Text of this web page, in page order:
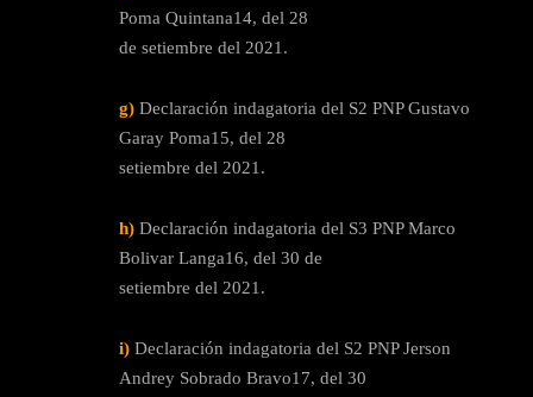
Poma Quintana14, del 28
de setiembre del 2021.
g) Declaración indagatoria del S2 PNP Gustavo
Garay Poma15, del 28
setiembre del 2021.
h) Declaración indagatoria del S3 PNP Marco
Bolivar Langa16, del 30 de
setiembre del 2021.
i) Declaración indagatoria del S2 PNP Jerson
Andrey Sobrado Bravo17, del 30